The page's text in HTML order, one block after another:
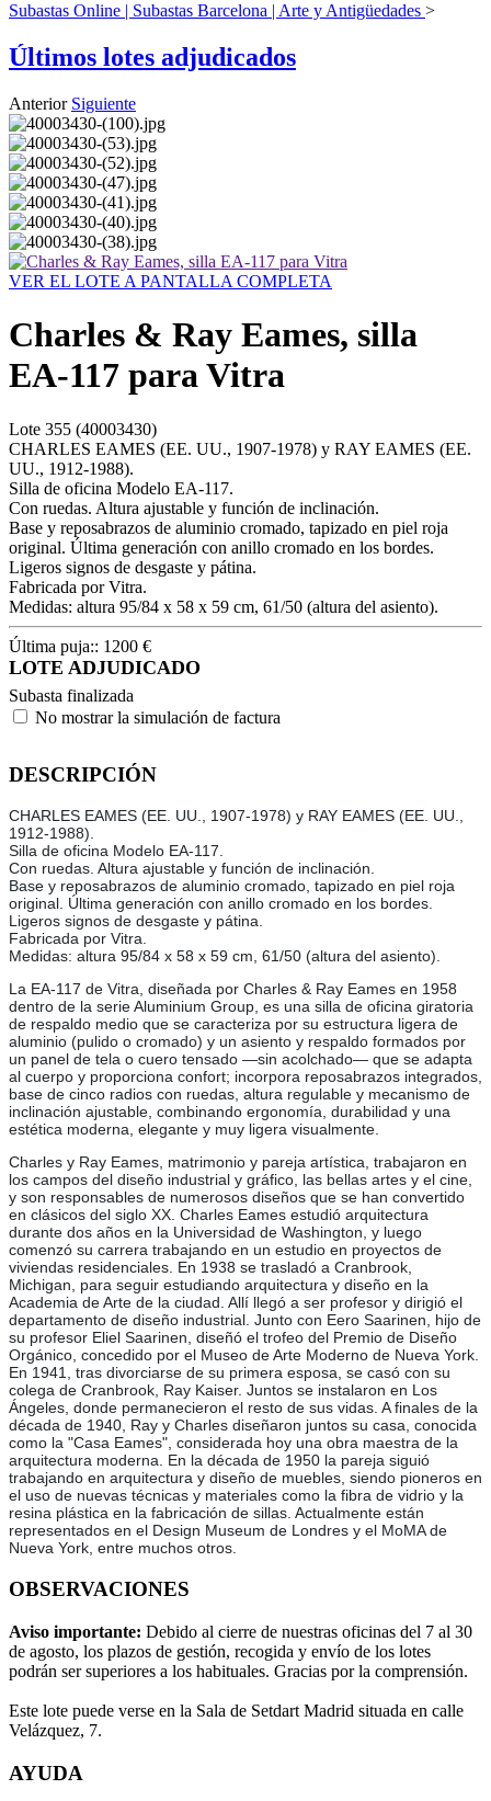
Subastas Online | Subastas Barcelona | Arte y Antigüedades >
Últimos lotes adjudicados
Anterior Siguiente
VER EL LOTE A PANTALLA COMPLETA
Charles & Ray Eames, silla
EA-117 para Vitra
Lote 355 (40003430)
CHARLES EAMES (EE. UU., 1907-1978) y RAY EAMES (EE.
UU., 1912-1988).
Silla de oficina Modelo EA-117.
Con ruedas. Altura ajustable y función de inclinación.
Base y reposabrazos de aluminio cromado, tapizado en piel roja
original. Última generación con anillo cromado en los bordes.
Ligeros signos de desgaste y pátina.
Fabricada por Vitra.
Medidas: altura 95/84 x 58 x 59 cm, 61/50 (altura del asiento).
Última puja:: 1200 €
LOTE ADJUDICADO
Subasta finalizada
No mostrar la simulación de factura
DESCRIPCIÓN
CHARLES EAMES (EE. UU., 1907-1978) y RAY EAMES (EE. UU.,
1912-1988).
Silla de oficina Modelo EA-117.
Con ruedas. Altura ajustable y función de inclinación.
Base y reposabrazos de aluminio cromado, tapizado en piel roja
original. Última generación con anillo cromado en los bordes.
Ligeros signos de desgaste y pátina.
Fabricada por Vitra.
Medidas: altura 95/84 x 58 x 59 cm, 61/50 (altura del asiento).
La EA-117 de Vitra, diseñada por Charles & Ray Eames en 1958
dentro de la serie Aluminium Group, es una silla de oficina giratoria
de respaldo medio que se caracteriza por su estructura ligera de
aluminio (pulido o cromado) y un asiento y respaldo formados por
un panel de tela o cuero tensado —sin acolchado— que se adapta
al cuerpo y proporciona confort; incorpora reposabrazos integrados,
base de cinco radios con ruedas, altura regulable y mecanismo de
inclinación ajustable, combinando ergonomía, durabilidad y una
estética moderna, elegante y muy ligera visualmente.
Charles y Ray Eames, matrimonio y pareja artística, trabajaron en
los campos del diseño industrial y gráfico, las bellas artes y el cine,
y son responsables de numerosos diseños que se han convertido
en clásicos del siglo XX. Charles Eames estudió arquitectura
durante dos años en la Universidad de Washington, y luego
comenzó su carrera trabajando en un estudio en proyectos de
viviendas residenciales. En 1938 se trasladó a Cranbrook,
Michigan, para seguir estudiando arquitectura y diseño en la
Academia de Arte de la ciudad. Allí llegó a ser profesor y dirigió el
departamento de diseño industrial. Junto con Eero Saarinen, hijo de
su profesor Eliel Saarinen, diseñó el trofeo del Premio de Diseño
Orgánico, concedido por el Museo de Arte Moderno de Nueva York.
En 1941, tras divorciarse de su primera esposa, se casó con su
colega de Cranbrook, Ray Kaiser. Juntos se instalaron en Los
Ángeles, donde permanecieron el resto de sus vidas. A finales de la
década de 1940, Ray y Charles diseñaron juntos su casa, conocida
como la "Casa Eames", considerada hoy una obra maestra de la
arquitectura moderna. En la década de 1950 la pareja siguió
trabajando en arquitectura y diseño de muebles, siendo pioneros en
el uso de nuevas técnicas y materiales como la fibra de vidrio y la
resina plástica en la fabricación de sillas. Actualmente están
representados en el Design Museum de Londres y el MoMA de
Nueva York, entre muchos otros.
OBSERVACIONES
Aviso importante: Debido al cierre de nuestras oficinas del 7 al 30
de agosto, los plazos de gestión, recogida y envío de los lotes
podrán ser superiores a los habituales. Gracias por la comprensión.
Este lote puede verse en la Sala de Setdart Madrid situada en calle
Velázquez, 7.
AYUDA